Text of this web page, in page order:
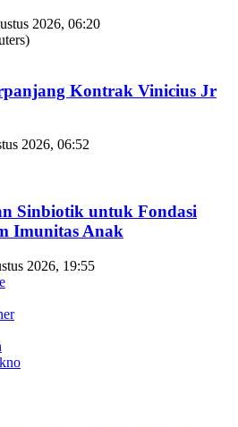
2026, 06:20
Kontrak Vinicius Jr
2026, 06:52
Sinbiotik untuk Fondasi
Imunitas Anak
2026, 19:55